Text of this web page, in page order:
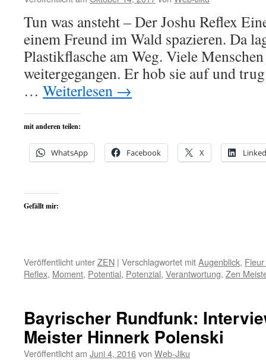
Tun was ansteht – Der Joshu Reflex
einem Freund im Wald spazieren. Da
Plastikflasche am Weg. Viele
weitergegangen. Er hob sie auf und
… Weiterlesen →
mit anderen teilen:
WhatsApp Facebook X
Gefällt mir:
Veröffentlicht unterZEN | Verschlagwortet mitAugenblick,
Reflex, Moment, Potential, Potenzial, Verantwortung, Zen
Bayrischer Rundfunk:
Meister Hinnerk Polenski
Veröffentlicht am Juni 4, 2016von Web-Jiku